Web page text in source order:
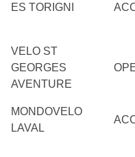
ES TORIGNI
VELO ST
GEORGES
AVENTURE
MONDOVELO
LAVAL